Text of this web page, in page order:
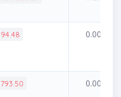
94.48 0.00%
793.50 0.00%